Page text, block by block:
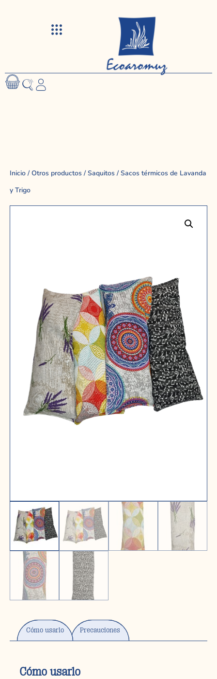
Inicio /Otros productos /Saquitos / Sacos térmicos de Lavanda
y Trigo
Cómo usarlo Precauciones
Cómo usarlo